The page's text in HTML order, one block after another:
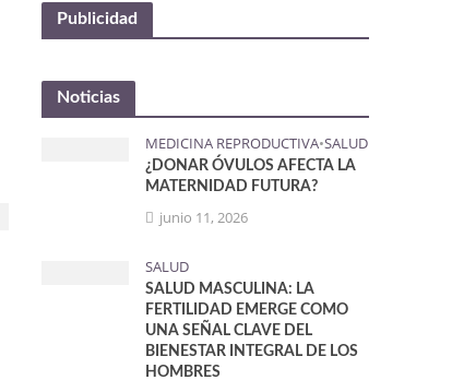
Publicidad
Noticias
MEDICINA REPRODUCTIVA•SALUD
¿DONAR ÓVULOS AFECTA LA
MATERNIDAD FUTURA?
junio 11, 2026
SALUD
SALUD MASCULINA: LA
FERTILIDAD EMERGE COMO
UNA SEÑAL CLAVE DEL
BIENESTAR INTEGRAL DE LOS
HOMBRES